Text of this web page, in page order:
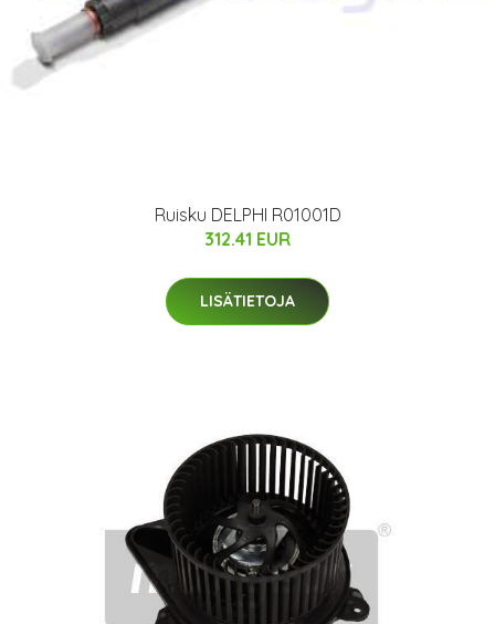
Ruisku DELPHI R01001D
312.41 EUR
LISÄTIETOJA